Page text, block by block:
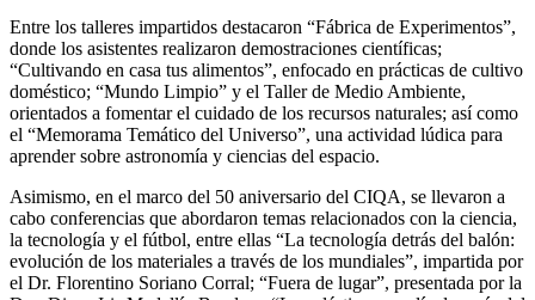
Entre los talleres impartidos destacaron “Fábrica de Experimentos”,
donde los asistentes realizaron demostraciones científicas;
“Cultivando en casa tus alimentos”, enfocado en prácticas de cultivo
doméstico; “Mundo Limpio” y el Taller de Medio Ambiente,
orientados a fomentar el cuidado de los recursos naturales; así como
el “Memorama Temático del Universo”, una actividad lúdica para
aprender sobre astronomía y ciencias del espacio.
Asimismo, en el marco del 50 aniversario del CIQA, se llevaron a
cabo conferencias que abordaron temas relacionados con la ciencia,
la tecnología y el fútbol, entre ellas “La tecnología detrás del balón:
evolución de los materiales a través de los mundiales”, impartida por
el Dr. Florentino Soriano Corral; “Fuera de lugar”, presentada por la